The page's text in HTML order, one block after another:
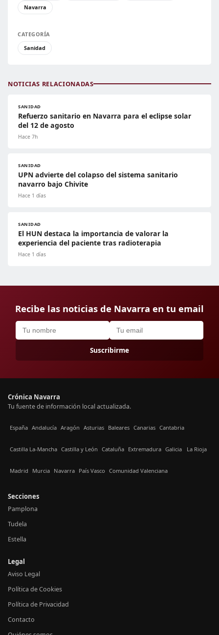
Navarra
CATEGORÍA
Sanidad
NOTICIAS RELACIONADAS
SANIDAD
Refuerzo sanitario en Navarra para el eclipse solar
del 12 de agosto
Hace 7h
SANIDAD
UPN advierte del colapso del sistema sanitario
navarro bajo Chivite
Hace 1 días
SANIDAD
El HUN destaca la importancia de valorar la
experiencia del paciente tras radioterapia
Hace 1 días
Recibe las noticias de Navarra en tu email
Suscribirme
Crónica Navarra
Tu fuente de información local actualizada.
España Andalucía Aragón Asturias Baleares Canarias Cantabria
Castilla La-Mancha Castilla y León Cataluña Extremadura Galicia La Rioja
Madrid Murcia Navarra País Vasco Comunidad Valenciana
Secciones
Pamplona
Tudela
Estella
Legal
Aviso Legal
Política de Cookies
Política de Privacidad
Contacto